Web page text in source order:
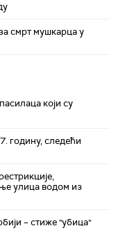
смрт мушкарца у
који су
годину, следећи
улица водом из
– стиже "убица"